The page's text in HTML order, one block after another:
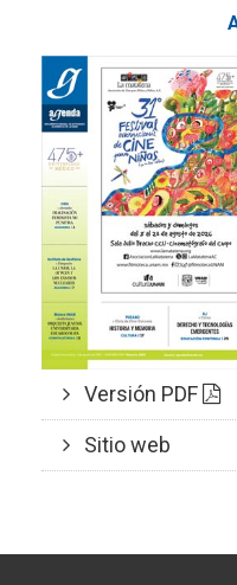
Versión PDF
Sitio web